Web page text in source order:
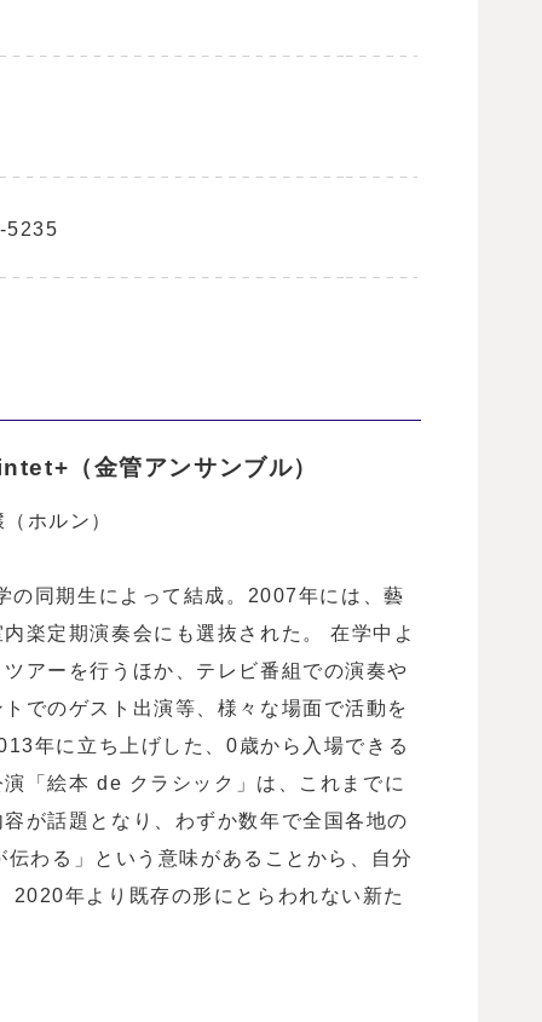
5235
（金管アンサンブル）
ホルン）
の同期生によって結成。2007年には、藝
楽定期演奏会にも選抜された。 在学中よ
アーを行うほか、テレビ番組での演奏や
でのゲスト出演等、様々な場面で活動を
年に立ち上げした、0歳から入場できる
「絵本 de クラシック」は、これまでに
が話題となり、わずか数年で全国各地の
わる」という意味があることから、自分
2020年より既存の形にとらわれない新た